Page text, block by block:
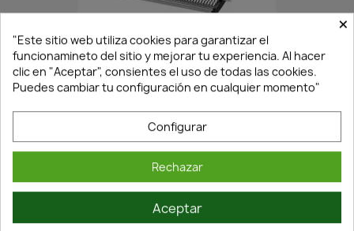
En Stock·Envío 24/48h
ESCURREPLATOS-VAS...70CM
27,62 €19,34 €
×
"Este sitio web utiliza cookies para garantizar el
funcionamineto del sitio y mejorar tu experiencia. Al hacer
clic en "Aceptar", consientes el uso de todas las cookies.
Puedes cambiar tu configuración en cualquier momento"
Configurar
Rechazar
Aceptar